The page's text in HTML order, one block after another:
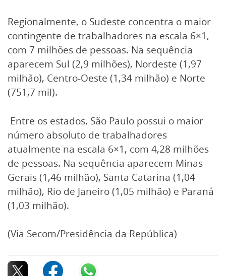
Regionalmente, o Sudeste concentra o maior
contingente de trabalhadores na escala 6×1,
com 7 milhões de pessoas. Na sequência
aparecem Sul (2,9 milhões), Nordeste (1,97
milhão), Centro-Oeste (1,34 milhão) e Norte
(751,7 mil).
Entre os estados, São Paulo possui o maior
número absoluto de trabalhadores
atualmente na escala 6×1, com 4,28 milhões
de pessoas. Na sequência aparecem Minas
Gerais (1,46 milhão), Santa Catarina (1,04
milhão), Rio de Janeiro (1,05 milhão) e Paraná
(1,03 milhão).
(Via Secom/Presidência da República)